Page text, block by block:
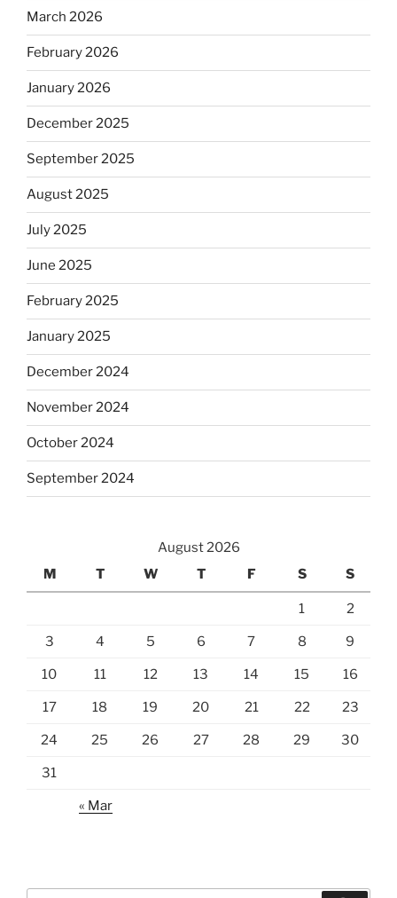
March 2026
February 2026
January 2026
December 2025
September 2025
August 2025
July 2025
June 2025
February 2025
January 2025
December 2024
November 2024
October 2024
September 2024
August 2026
M
T W T F S S
1 2
3 4 5 6 7 8 9
10 11 12 13 14 15 16
17 18 19 20 21 22 23
24 25 26 27 28 29 30
31
« Mar